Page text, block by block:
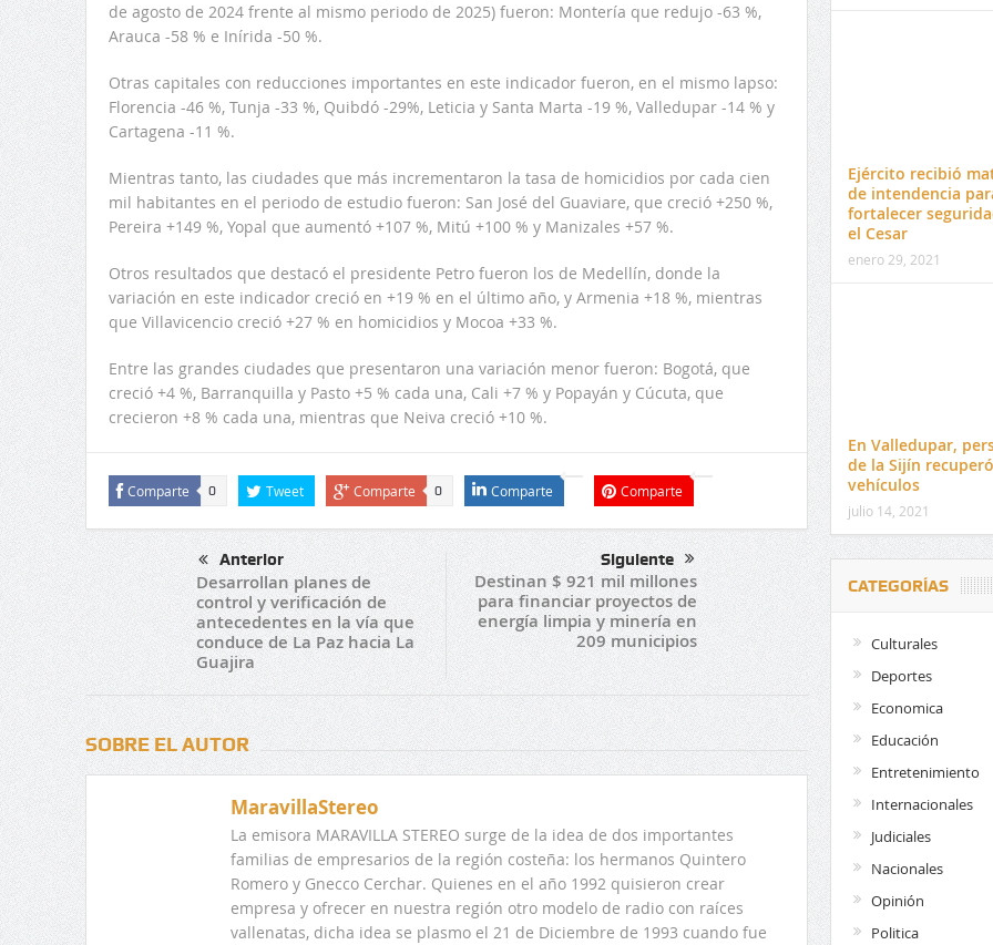
de agosto de 2024 frente al mismo periodo de 2025) fueron: Montería que redujo -63 %,
Arauca -58 % e Inírida -50 %.
Otras capitales con reducciones importantes en este indicador fueron, en el mismo lapso:
Florencia -46 %, Tunja -33 %, Quibdó -29%, Leticia y Santa Marta -19 %, Valledupar -14 % y
Cartagena -11 %.
Mientras tanto, las ciudades que más incrementaron la tasa de homicidios por cada cien
mil habitantes en el periodo de estudio fueron: San José del Guaviare, que creció +250 %,
Pereira +149 %, Yopal que aumentó +107 %, Mitú +100 % y Manizales +57 %.
Otros resultados que destacó el presidente Petro fueron los de Medellín, donde la
variación en este indicador creció en +19 % en el último año, y Armenia +18 %, mientras
que Villavicencio creció +27 % en homicidios y Mocoa +33 %.
Entre las grandes ciudades que presentaron una variación menor fueron: Bogotá, que
creció +4 %, Barranquilla y Pasto +5 % cada una, Cali +7 % y Popayán y Cúcuta, que
crecieron +8 % cada una, mientras que Neiva creció +10 %.
Comparte 0 Tweet Comparte 0 Comparte Comparte
Anterior
Desarrollan planes de
control y verificación de
antecedentes en la vía que
conduce de La Paz hacia La
Guajira
Siguiente
Destinan $ 921 mil millones
para financiar proyectos de
energía limpia y minería en
209 municipios
SOBRE EL AUTOR
MaravillaStereo
La emisora MARAVILLA STEREO surge de la idea de dos importantes
familias de empresarios de la región costeña: los hermanos Quintero
Romero y Gnecco Cerchar. Quienes en el año 1992 quisieron crear
empresa y ofrecer en nuestra región otro modelo de radio con raíces
vallenatas, dicha idea se plasmo el 21 de Diciembre de 1993 cuando fue
Ejército recibió
de intendencia
fortalecer
el Cesar
enero 29, 2021
En Valledupar,
de la Sijín
vehículos
julio 14, 2021
CATEGORÍAS
Culturales
Deportes
Economica
Educación
Entretenimiento
Internacionales
Judiciales
Nacionales
Opinión
Politica